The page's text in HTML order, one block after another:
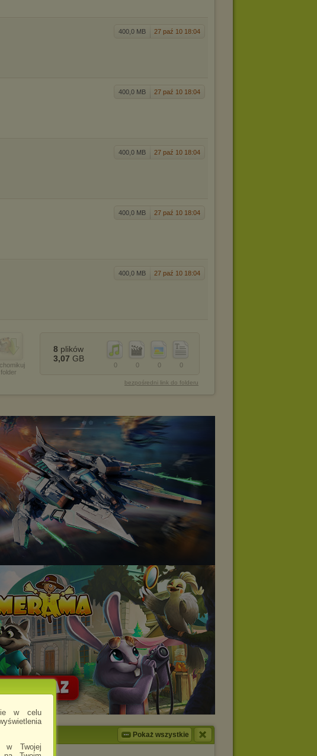
w celu
w Twojej
400,0 MB 27 paź 10 18:04
400,0 MB 27 paź 10 18:04
400,0 MB 27 paź 10 18:04
400,0 MB 27 paź 10 18:04
400,0 MB 27 paź 10 18:04
folder
0
0
0
0
8 plików
3,07 GB
bezpośredni link do folderu
Pokaż wszystkie